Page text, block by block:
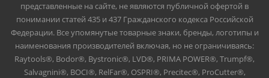
представленные на сайте, не являются публичной офертой в
понимании статей 435 и 437 Гражданского кодекса Российской
Федерации. Все упомянутые товарные знаки, бренды, логотипы и
наименования производителей включая, но не ограничиваясь:
Raytools®, Bodor®, Bystronic®, LVD®, PRIMA POWER®, Trumpf®,
Salvagnini®, BOCI®, RelFar®, OSPRI®, Precitec®, ProCutter®,